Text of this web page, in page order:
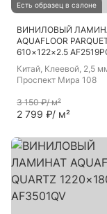
Есть образец в салоне
ВИНИЛОВЫЙ
AQUAFLOOR
610×122×2.5
Китай, Клеевой, 2,5
Проспект Мира 108
3 150 ₽/ м²
2 799 ₽/ м²